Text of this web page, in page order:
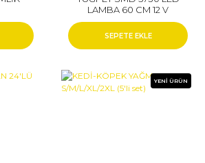
LAMBA 60 CM 12 V
ADAPTÖRLÜ (BEYAZ)
SEPETE EKLE
YENİ ÜRÜN